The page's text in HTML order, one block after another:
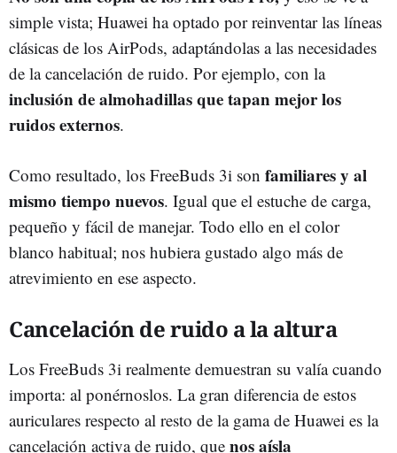
simple vista; Huawei ha optado por reinventar las líneas
clásicas de los AirPods, adaptándolas a las necesidades
de la cancelación de ruido. Por ejemplo, con la
inclusión de almohadillas que tapan mejor los
ruidos externos.
Como resultado, los FreeBuds 3i son familiares y al
mismo tiempo nuevos. Igual que el estuche de carga,
pequeño y fácil de manejar. Todo ello en el color
blanco habitual; nos hubiera gustado algo más de
atrevimiento en ese aspecto.
Cancelación de ruido a la altura
Los FreeBuds 3i realmente demuestran su valía cuando
importa: al ponérnoslos. La gran diferencia de estos
auriculares respecto al resto de la gama de Huawei es la
cancelación activa de ruido, que nos aísla